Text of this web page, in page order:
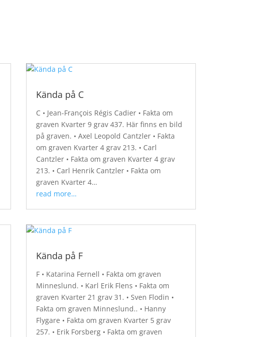
Kända på C
C • Jean-François Régis Cadier • Fakta om
graven Kvarter 9 grav 437. Här finns en bild
på graven. • Axel Leopold Cantzler • Fakta
om graven Kvarter 4 grav 213. • Carl
Cantzler • Fakta om graven Kvarter 4 grav
213. • Carl Henrik Cantzler • Fakta om
graven Kvarter 4…
read more…
Kända på F
F • Katarina Fernell • Fakta om graven
Minneslund. • Karl Erik Flens • Fakta om
graven Kvarter 21 grav 31. • Sven Flodin •
Fakta om graven Minneslund.. • Hanny
Flygare • Fakta om graven Kvarter 5 grav
257. • Erik Forsberg • Fakta om graven